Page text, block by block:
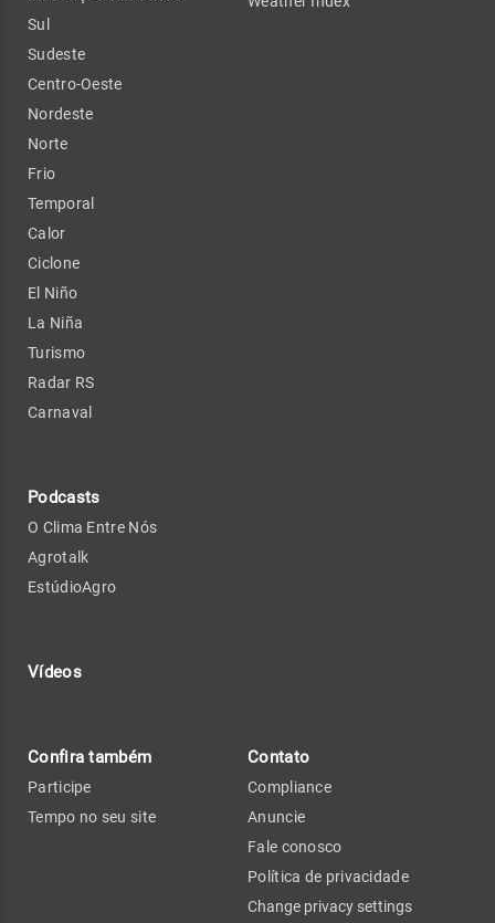
Sul
Sudeste
Centro-Oeste
Nordeste
Norte
Frio
Temporal
Calor
Ciclone
El Niño
La Niña
Turismo
Radar RS
Carnaval
Podcasts
O Clima Entre Nós
Agrotalk
EstúdioAgro
Vídeos
Confira também
Participe
Tempo no seu site
Contato
Compliance
Anuncie
Fale conosco
Política de privacidade
Change privacy settings